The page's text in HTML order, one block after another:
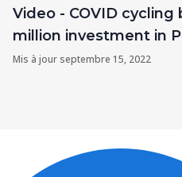
Video - COVID cycling
million investment in
Mis à jour septembre 15, 2022